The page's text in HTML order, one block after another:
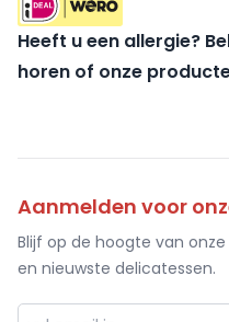
Heeft u een allergie?
horen of onze
Aanmelden voor
Blijf op de hoogte van
en nieuwste delicatessen.